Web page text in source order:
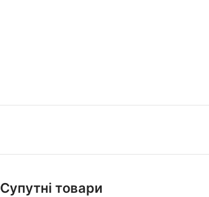
Супутні товари